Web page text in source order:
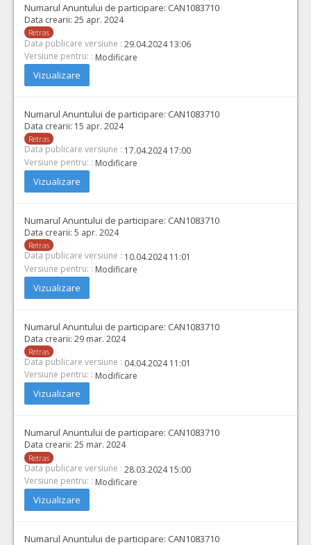
Numarul Anuntului de participare: CAN1083710
Data crearii: 25 apr. 2024
Retras
Data publicare versiune : 29.04.2024 13:06
Versiune pentru: : Modificare
Vizualizare
Numarul Anuntului de participare: CAN1083710
Data crearii: 15 apr. 2024
Retras
Data publicare versiune : 17.04.2024 17:00
Versiune pentru: : Modificare
Vizualizare
Numarul Anuntului de participare: CAN1083710
Data crearii: 5 apr. 2024
Retras
Data publicare versiune : 10.04.2024 11:01
Versiune pentru: : Modificare
Vizualizare
Numarul Anuntului de participare: CAN1083710
Data crearii: 29 mar. 2024
Retras
Data publicare versiune : 04.04.2024 11:01
Versiune pentru: : Modificare
Vizualizare
Numarul Anuntului de participare: CAN1083710
Data crearii: 25 mar. 2024
Retras
Data publicare versiune : 28.03.2024 15:00
Versiune pentru: : Modificare
Vizualizare
Numarul Anuntului de participare: CAN1083710